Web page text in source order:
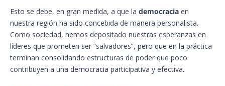
Esto se debe, en gran medida, a que la democracia en
nuestra región ha sido concebida de manera personalista.
Como sociedad, hemos depositado nuestras esperanzas en
líderes que prometen ser “salvadores”, pero que en la práctica
terminan consolidando estructuras de poder que poco
contribuyen a una democracia participativa y efectiva.